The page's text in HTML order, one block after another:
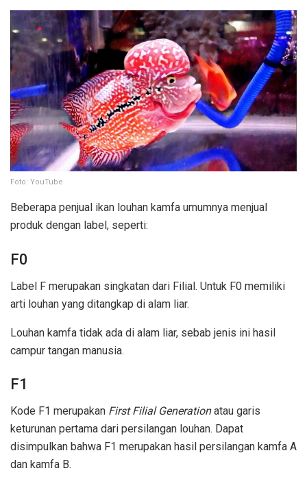
Foto: YouTube
Beberapa penjual ikan louhan kamfa umumnya menjual
produk dengan label, seperti:
F0
Label F merupakan singkatan dari Filial. Untuk F0 memiliki
arti louhan yang ditangkap di alam liar.
Louhan kamfa tidak ada di alam liar, sebab jenis ini hasil
campur tangan manusia.
F1
Kode F1 merupakan First Filial Generationatau garis
keturunan pertama dari persilangan louhan. Dapat
disimpulkan bahwa F1 merupakan hasil persilangan kamfa A
dan kamfa B.